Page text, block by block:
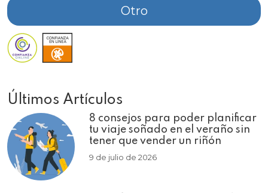
Otro
Últimos Artículos
8 consejos para poder planificar
tu viaje soñado en el veraño sin
tener que vender un riñón
9 de julio de 2026